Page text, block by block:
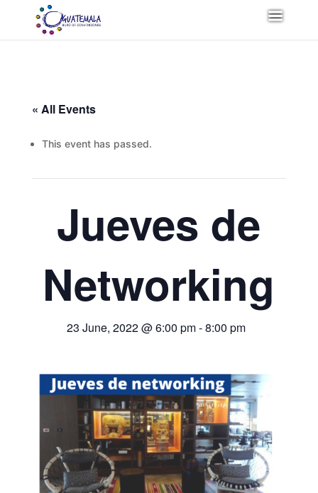
« All Events
This event has passed.
Jueves de
Networking
23 June, 2022 @ 6:00 pm-8:00 pm